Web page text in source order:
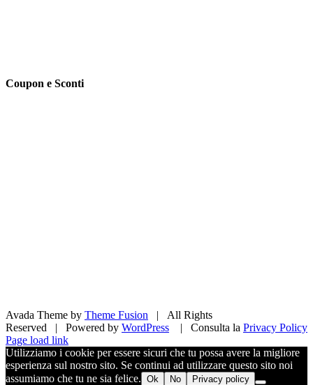
Coupon e Sconti
Avada Theme by Theme Fusion | All Rights
Reserved | Powered by WordPress | Consulta la Privacy Policy
Facebook
X
Pinterest
Instagram
Page load link
Utilizziamo i cookie per essere sicuri che tu possa avere la migliore
esperienza sul nostro sito. Se continui ad utilizzare questo sito noi
assumiamo che tu ne sia felice. Ok No Privacy policy